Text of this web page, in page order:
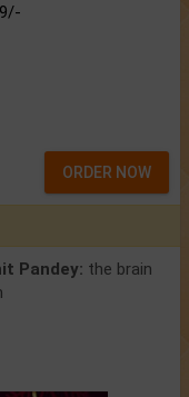
ORDER NOW
Pandey: the brain